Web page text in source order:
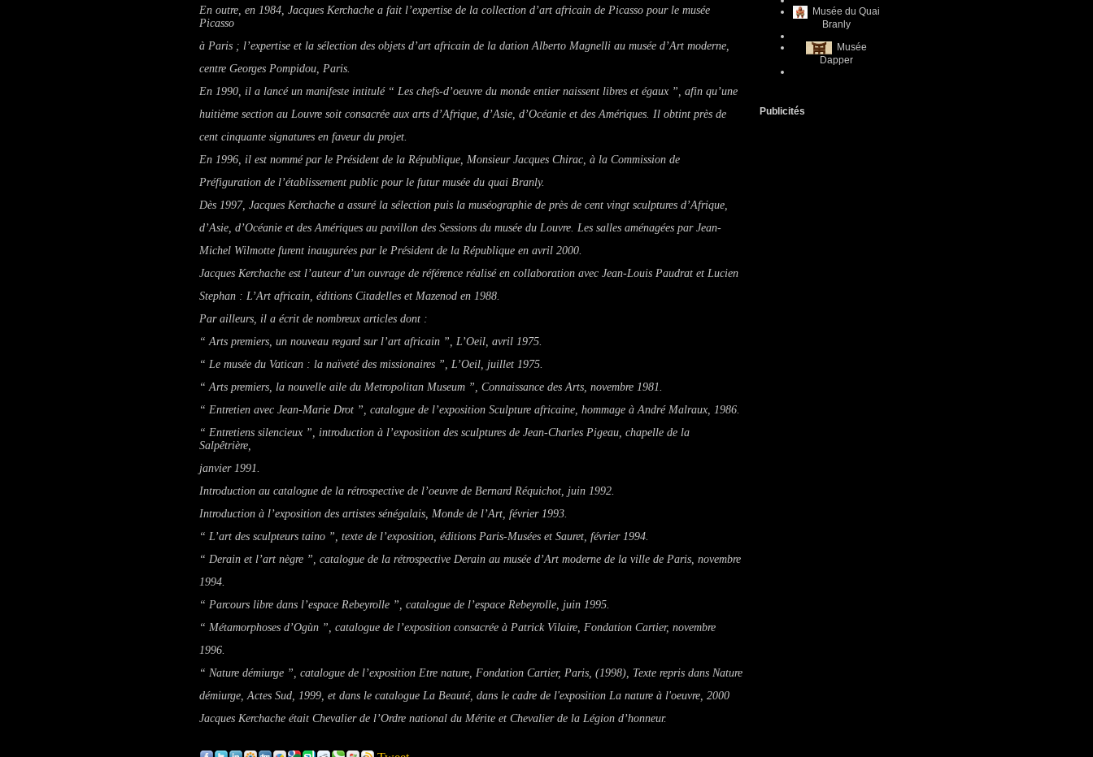
En outre, en 1984, Jacques Kerchache a fait l’expertise de la collection d’art africain de Picasso pour le musée
Picasso
à Paris ; l’expertise et la sélection des objets d’art africain de la dation Alberto Magnelli au musée d’Art moderne,
centre Georges Pompidou, Paris.
En 1990, il a lancé un manifeste intitulé “ Les chefs-d’oeuvre du monde entier naissent libres et égaux ”, afin qu’une
huitième section au Louvre soit consacrée aux arts d’Afrique, d’Asie, d’Océanie et des Amériques. Il obtint près de
cent cinquante signatures en faveur du projet.
En 1996, il est nommé par le Président de la République, Monsieur Jacques Chirac, à la Commission de
Préfiguration de l’établissement public pour le futur musée du quai Branly.
Dès 1997, Jacques Kerchache a assuré la sélection puis la muséographie de près de cent vingt sculptures d’Afrique,
d’Asie, d’Océanie et des Amériques au pavillon des Sessions du musée du Louvre. Les salles aménagées par Jean-
Michel Wilmotte furent inaugurées par le Président de la République en avril 2000.
Jacques Kerchache est l’auteur d’un ouvrage de référence réalisé en collaboration avec Jean-Louis Paudrat et Lucien
Stephan : L’Art africain, éditions Citadelles et Mazenod en 1988.
Par ailleurs, il a écrit de nombreux articles dont :
“ Arts premiers, un nouveau regard sur l’art africain ”, L’Oeil, avril 1975.
“ Le musée du Vatican : la naïveté des missionaires ”, L’Oeil, juillet 1975.
“ Arts premiers, la nouvelle aile du Metropolitan Museum ”, Connaissance des Arts, novembre 1981.
“ Entretien avec Jean-Marie Drot ”, catalogue de l’exposition Sculpture africaine, hommage à André Malraux, 1986.
“ Entretiens silencieux ”, introduction à l’exposition des sculptures de Jean-Charles Pigeau, chapelle de la
Salpêtrière,
janvier 1991.
Introduction au catalogue de la rétrospective de l’oeuvre de Bernard Réquichot, juin 1992.
Introduction à l’exposition des artistes sénégalais, Monde de l’Art, février 1993.
“ L’art des sculpteurs taino ”, texte de l’exposition, éditions Paris-Musées et Sauret, février 1994.
“ Derain et l’art nègre ”, catalogue de la rétrospective Derain au musée d’Art moderne de la ville de Paris, novembre
1994.
“ Parcours libre dans l’espace Rebeyrolle ”, catalogue de l’espace Rebeyrolle, juin 1995.
“ Métamorphoses d’Ogùn ”, catalogue de l’exposition consacrée à Patrick Vilaire, Fondation Cartier, novembre
1996.
“ Nature démiurge ”, catalogue de l’exposition Etre nature, Fondation Cartier, Paris, (1998), Texte repris dans Nature
démiurge, Actes Sud, 1999, et dans le catalogue La Beauté, dans le cadre de l'exposition La nature à l'oeuvre, 2000
Jacques Kerchache était Chevalier de l’Ordre national du Mérite et Chevalier de la Légion d’honneur.
Musée du Quai
Branly
Musée
Dapper
Publicités